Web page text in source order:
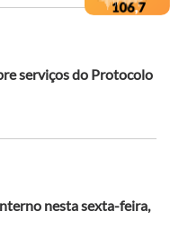
serviços do Protocolo
nesta sexta-feira,